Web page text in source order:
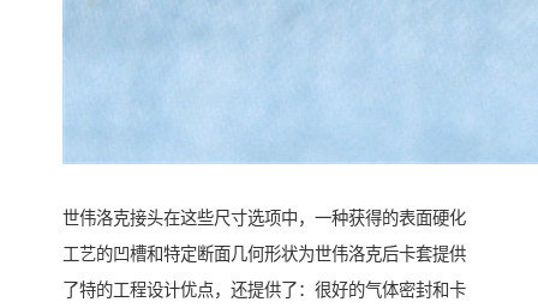
世伟洛克接头在这些尺寸选项中，一种获得的表面硬化
工艺的凹槽和特定断面几何形状为世伟洛克后卡套提供
了特的工程设计优点，还提供了：很好的气体密封和卡